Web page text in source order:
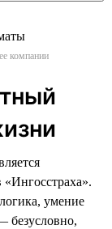
компании
«Ингосстраха».
умение
безусловно,